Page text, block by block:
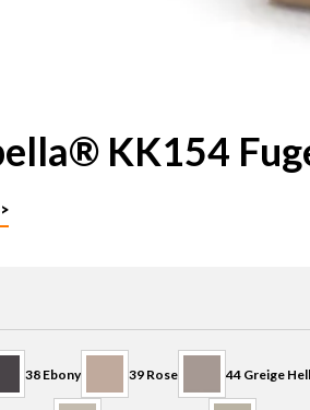
KK154
38 Ebony 39 Rose 44 Greige Hell